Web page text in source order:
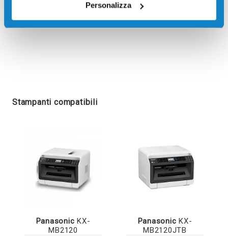
Personalizza
Stampanti compatibili
Panasonic KX-
MB2120
Panasonic KX-
MB2120JTB